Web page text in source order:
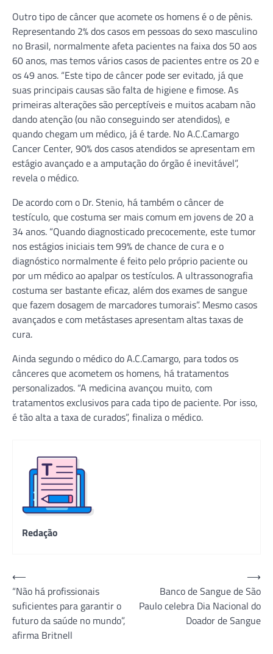
Outro tipo de câncer que acomete os homens é o de pênis.
Representando 2% dos casos em pessoas do sexo masculino
no Brasil, normalmente afeta pacientes na faixa dos 50 aos
60 anos, mas temos vários casos de pacientes entre os 20 e
os 49 anos. “Este tipo de câncer pode ser evitado, já que
suas principais causas são falta de higiene e fimose. As
primeiras alterações são perceptíveis e muitos acabam não
dando atenção (ou não conseguindo ser atendidos), e
quando chegam um médico, já é tarde. No A.C.Camargo
Cancer Center, 90% dos casos atendidos se apresentam em
estágio avançado e a amputação do órgão é inevitável”,
revela o médico.
De acordo com o Dr. Stenio, há também o câncer de
testículo, que costuma ser mais comum em jovens de 20 a
34 anos. “Quando diagnosticado precocemente, este tumor
nos estágios iniciais tem 99% de chance de cura e o
diagnóstico normalmente é feito pelo próprio paciente ou
por um médico ao apalpar os testículos. A ultrassonografia
costuma ser bastante eficaz, além dos exames de sangue
que fazem dosagem de marcadores tumorais”. Mesmo casos
avançados e com metástases apresentam altas taxas de
cura.
Ainda segundo o médico do A.C.Camargo, para todos os
cânceres que acometem os homens, há tratamentos
personalizados. “A medicina avançou muito, com
tratamentos exclusivos para cada tipo de paciente. Por isso,
é tão alta a taxa de curados”, finaliza o médico.
Redação
Navegação
de
Post
⟵
“Não há profissionais
suficientes para garantir o
futuro da saúde no mundo”,
afirma Britnell
Banco de Sangue de São
Paulo celebra Dia Nacional do
Doador de Sangue
⟶